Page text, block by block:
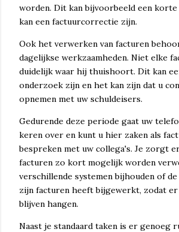
worden. Dit kan bijvoorbeeld een
kan een factuurcorrectie zijn.
Ook het verwerken van facturen
dagelijkse werkzaamheden. Niet elke
duidelijk waar hij thuishoort. Dit kan
onderzoek zijn en het kan zijn dat u
opnemen met uw schuldeisers.
Gedurende deze periode gaat uw
keren over en kunt u hier zaken als
bespreken met uw collega's. Je zorgt
facturen zo kort mogelijk worden
verschillende systemen bijhouden of
zijn facturen heeft bijgewerkt, zodat
blijven hangen.
Naast je standaard taken is er genoeg